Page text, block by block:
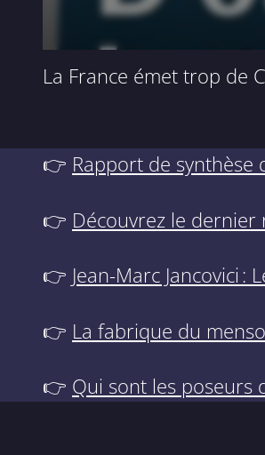
La France émet trop de
👉 Rapport de synthèse
👉 Découvrez le
👉 Jean-Marc Jancovici
👉 La fabrique du
👉 Qui sont les poseurs